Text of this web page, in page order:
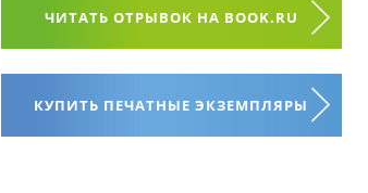
ЧИТАТЬ ОТРЫВОК НА BOOK.RU
КУПИТЬ ПЕЧАТНЫЕ ЭКЗЕМПЛЯРЫ